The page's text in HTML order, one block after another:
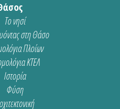
Το νησί
στη Θάσο
Πλοίων
ΚΤΕΛ
Ιστορία
Φύση